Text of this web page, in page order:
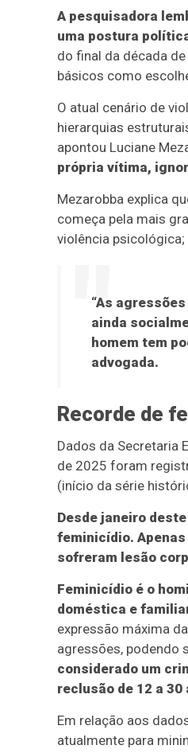
A pesquisadora
uma postura
do final da década
básicos como
O atual cenário de
hierarquias
apontou Luciane
própria vítima,
Mezarobba explica
começa pela mais
violência psicológica;
“As
ainda
homem tem
advogada.
Recorde de
Dados da Secretaria
de 2025 foram
(início da série
Desde janeiro
feminicídio.
sofreram lesão
Feminicídio é o
doméstica e
expressão máxima
agressões, podendo
considerado um
reclusão de 12 a 30
Em relação aos
atualmente para